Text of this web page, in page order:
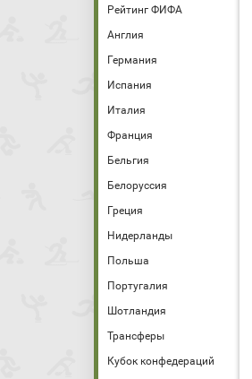
Рейтинг ФИФА
Англия
Германия
Испания
Италия
Франция
Бельгия
Белоруссия
Греция
Нидерланды
Польша
Португалия
Шотландия
Трансферы
Кубок конфедераций